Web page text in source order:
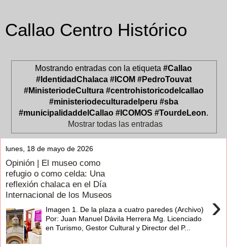
Callao Centro Histórico
Mostrando entradas con la etiqueta #Callao
#IdentidadChalaca #ICOM #PedroTouvat
#MinisteriodeCultura #centrohistoricodelcallao
#ministeriodeculturadelperu #sba
#municipalidaddelCallao #ICOMOS #TourdeLeon.
Mostrar todas las entradas
lunes, 18 de mayo de 2026
Opinión | El museo como
refugio o como celda: Una
reflexión chalaca en el Día
Internacional de los Museos
›
Imagen 1. De la plaza a cuatro paredes (Archivo)
Por: Juan Manuel Dávila Herrera Mg. Licenciado
en Turismo, Gestor Cultural y Director del P...